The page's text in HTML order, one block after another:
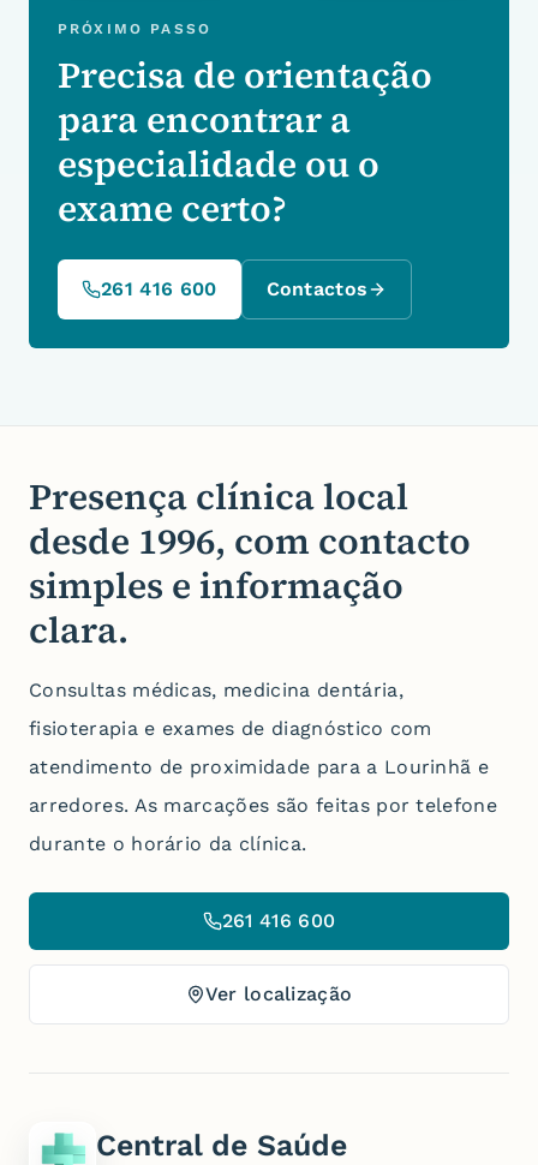
PRÓXIMO PASSO
Precisa de orientação
para encontrar a
especialidade ou o
exame certo?
261 416 600 Contactos
Presença clínica local
desde 1996, com contacto
simples e informação
clara.
Consultas médicas, medicina dentária,
fisioterapia e exames de diagnóstico com
atendimento de proximidade para a Lourinhã e
arredores. As marcações são feitas por telefone
durante o horário da clínica.
261 416 600
Ver localização
Central de Saúde